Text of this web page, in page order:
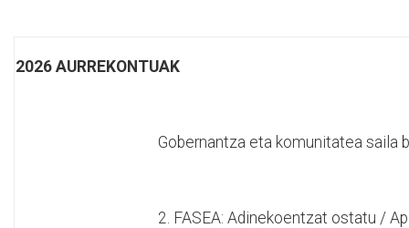
2026 AURREKONTUAK
Gobernantza eta komunitatea saila
2. FASEA: Adinekoentzat ostatu /